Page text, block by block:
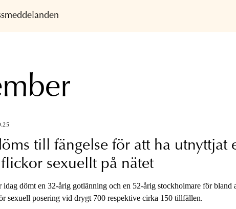
till fängelse för att ha utnyttjat
sexuellt på nätet
idag dömt en 32-årig gotlänning och en 52-årig stockholmare för bland
sexuell posering vid drygt 700 respektive cirka 150 tillfällen.